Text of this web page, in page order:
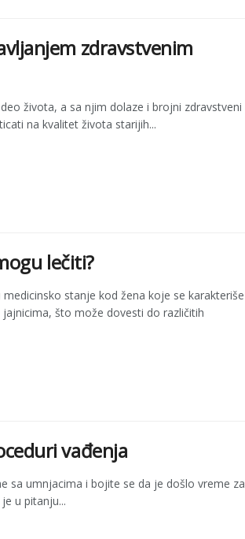
zdravstvenim
života, a sa njim dolaze i brojni zdravstveni
na kvalitet života starijih...
lečiti?
medicinsko stanje kod žena koje se karakteriše
što može dovesti do različitih
vađenja
sa umnjacima i bojite se da je došlo vreme za
u pitanju...